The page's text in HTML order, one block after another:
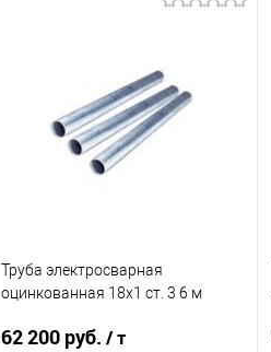
Купить в 1 клик
Сравнение
В избранное
Труба электросварная
оцинкованная 18х1 ст. 3 6 м
62 200 руб. / т